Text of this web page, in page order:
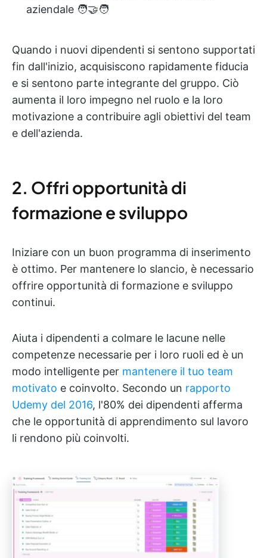
aziendale 🧑‍🤝‍🧑
Quando i nuovi dipendenti si sentono supportati
fin dall'inizio, acquisiscono rapidamente fiducia
e si sentono parte integrante del gruppo. Ciò
aumenta il loro impegno nel ruolo e la loro
motivazione a contribuire agli obiettivi del team
e dell'azienda.
2. Offri opportunità di
formazione e sviluppo
Iniziare con un buon programma di inserimento
è ottimo. Per mantenere lo slancio, è necessario
offrire opportunità di formazione e sviluppo
continui.
Aiuta i dipendenti a colmare le lacune nelle
competenze necessarie per i loro ruoli ed è un
modo intelligente per mantenere il tuo team
motivato e coinvolto. Secondo un rapporto
Udemy del 2016, l'80% dei dipendenti afferma
che le opportunità di apprendimento sul lavoro
li rendono più coinvolti.